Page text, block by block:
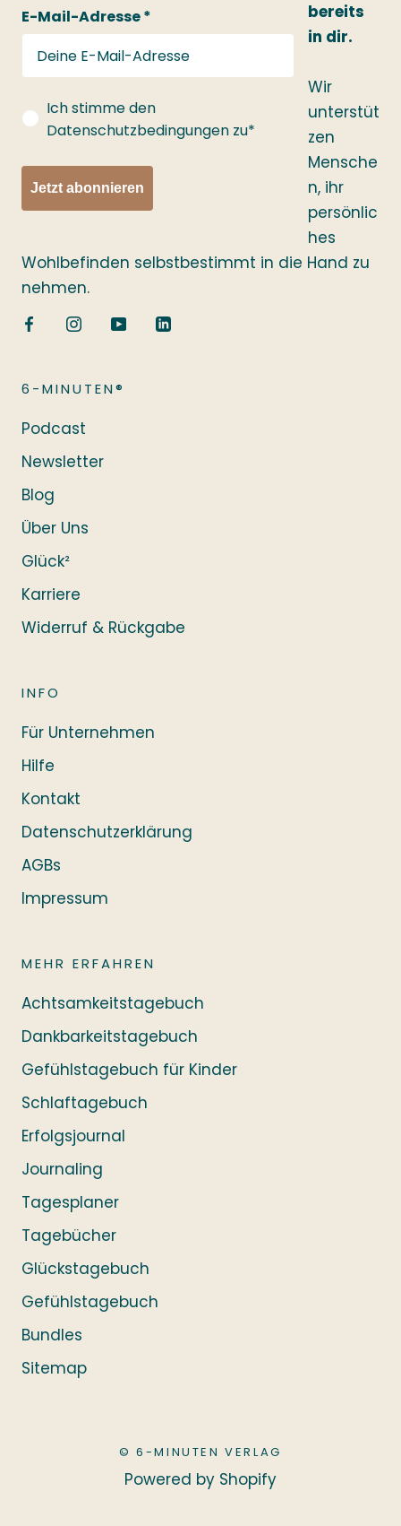
E-Mail-Adresse *
gdprConsent
Ich stimme den
Datenschutzbedingungen zu*
Jetzt abonnieren
bereits
in dir.
Wir
unterstüt
zen
Mensche
n, ihr
persönlic
hes
Wohlbefinden selbstbestimmt in die Hand zu
nehmen.
6-MINUTEN®
Podcast
Newsletter
Blog
Über Uns
Glück²
Karriere
Widerruf & Rückgabe
INFO
Für Unternehmen
Hilfe
Kontakt
Datenschutzerklärung
AGBs
Impressum
MEHR ERFAHREN
Achtsamkeitstagebuch
Dankbarkeitstagebuch
Gefühlstagebuch für Kinder
Schlaftagebuch
Erfolgsjournal
Journaling
Tagesplaner
Tagebücher
Glückstagebuch
Gefühlstagebuch
Bundles
Sitemap
© 6-MINUTEN VERLAG
Powered by Shopify